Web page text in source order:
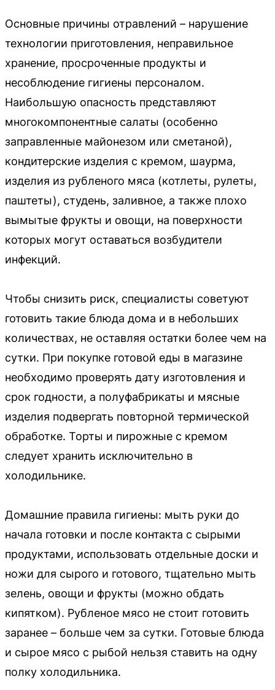
Основные причины отравлений – нарушение
технологии приготовления, неправильное
хранение, просроченные продукты и
несоблюдение гигиены персоналом.
Наибольшую опасность представляют
многокомпонентные салаты (особенно
заправленные майонезом или сметаной),
кондитерские изделия с кремом, шаурма,
изделия из рубленого мяса (котлеты, рулеты,
паштеты), студень, заливное, а также плохо
вымытые фрукты и овощи, на поверхности
которых могут оставаться возбудители
инфекций.
Чтобы снизить риск, специалисты советуют
готовить такие блюда дома и в небольших
количествах, не оставляя остатки более чем на
сутки. При покупке готовой еды в магазине
необходимо проверять дату изготовления и
срок годности, а полуфабрикаты и мясные
изделия подвергать повторной термической
обработке. Торты и пирожные с кремом
следует хранить исключительно в
холодильнике.
Домашние правила гигиены: мыть руки до
начала готовки и после контакта с сырыми
продуктами, использовать отдельные доски и
ножи для сырого и готового, тщательно мыть
зелень, овощи и фрукты (можно обдать
кипятком). Рубленое мясо не стоит готовить
заранее – больше чем за сутки. Готовые блюда
и сырое мясо с рыбой нельзя ставить на одну
полку холодильника.